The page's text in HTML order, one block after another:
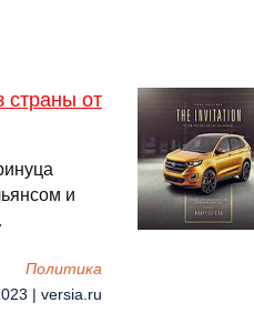
страны от
и
Политика
| versia.ru